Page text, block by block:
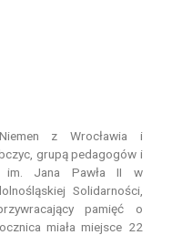
Niemen z Wrocławia i
grupą pedagogów i
im. Jana Pawła II w
Solidarności,
pamięć o
miała miejsce 22